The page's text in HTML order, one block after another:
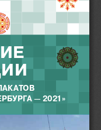
— 2021»